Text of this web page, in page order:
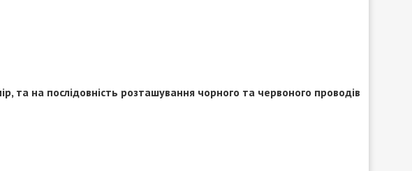
та на послідовність розташування чорного та червоного проводів